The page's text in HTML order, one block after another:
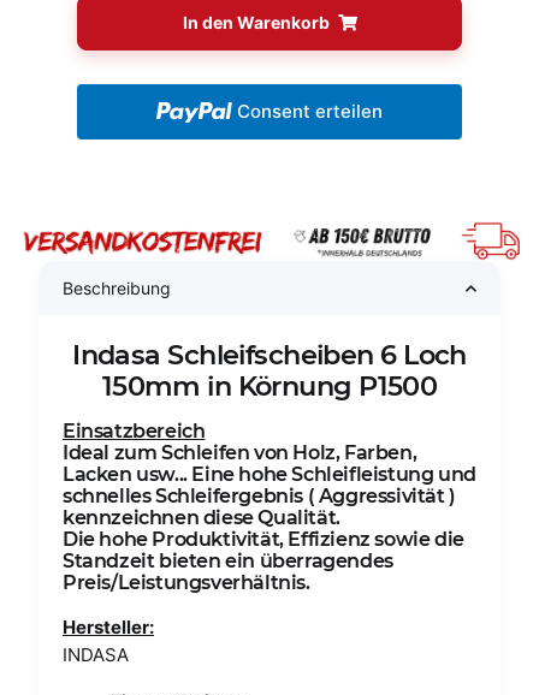
In den Warenkorb
Consent erteilen
Beschreibung
Indasa Schleifscheiben 6 Loch
150mm in Körnung P1500
Einsatzbereich
Ideal zum Schleifen von Holz, Farben,
Lacken usw... Eine hohe Schleifleistung und
schnelles Schleifergebnis ( Aggressivität )
kennzeichnen diese Qualität.
Die hohe Produktivität, Effizienz sowie die
Standzeit bieten ein überragendes
Preis/Leistungsverhältnis.
Hersteller:
INDASA